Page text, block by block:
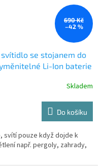
690 Kč
–42 %
svítidlo se stojanem do
Li-Ion baterie
Skladem
Do košíku
svítí pouze když dojde k
např. pergoly, zahrady,